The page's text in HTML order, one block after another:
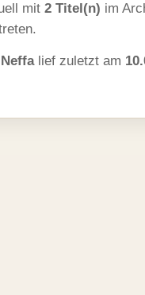
mit 2 Titel(n) im
Neffalief zuletzt am